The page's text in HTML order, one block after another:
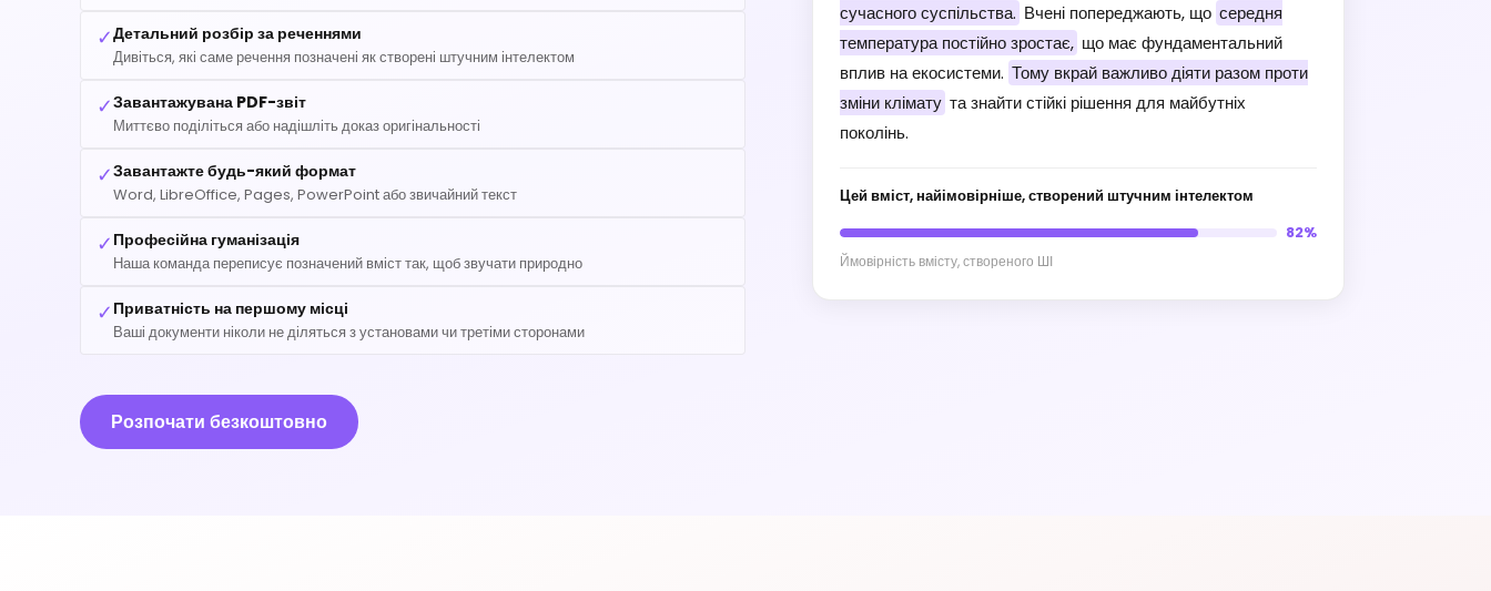
✓Детальний розбір за реченнями
Дивіться, які саме речення позначені як створені штучним інтелектом
✓Завантажувана PDF-звіт
Миттєво поділіться або надішліть доказ оригінальності
✓Завантажте будь-який формат
Word, LibreOffice, Pages, PowerPoint або звичайний текст
✓ Професійна гуманізація
Наша команда переписує позначений вміст так, щоб звучати природно
✓ Приватність на першому місці
Ваші документи ніколи не діляться з установами чи третіми сторонами
Розпочати безкоштовно
сучасного суспільства. Вчені попереджають, що середня
температура постійно зростає, що має фундаментальний
вплив на екосистеми. Тому вкрай важливо діяти разом проти
зміни клімату та знайти стійкі рішення для майбутніх
поколінь.
Цей вміст, найімовірніше, створений штучним інтелектом
82%
Ймовірність вмісту, створеного ШІ